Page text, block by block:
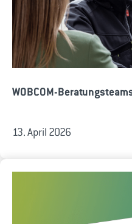
WOBCOM-
13. April 2026